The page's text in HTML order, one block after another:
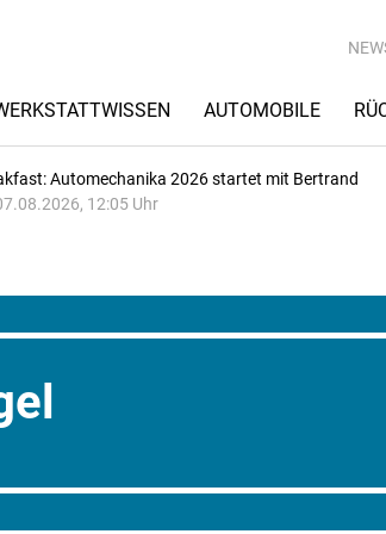
AUTOMOBILE
Automechanika 2026 startet mit Bertrand
12:05 Uhr